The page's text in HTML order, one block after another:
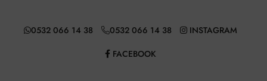
0532 066 14 38 0532 066 14 38
INSTAGRAM
FACEBOOK